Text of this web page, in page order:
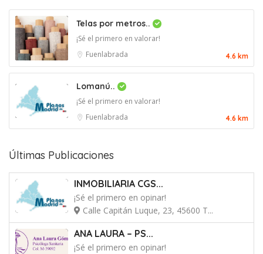
Telas por metros..
¡Sé el primero en valorar!
Fuenlabrada
4.6 km
Lomanú..
¡Sé el primero en valorar!
Fuenlabrada
4.6 km
Últimas Publicaciones
INMOBILIARIA CGS...
¡Sé el primero en opinar!
Calle Capitán Luque, 23, 45600 T...
ANA LAURA – PS...
¡Sé el primero en opinar!